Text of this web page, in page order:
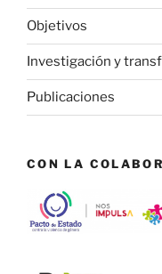
Objetivos
Investigación y
Publicaciones
CON LA